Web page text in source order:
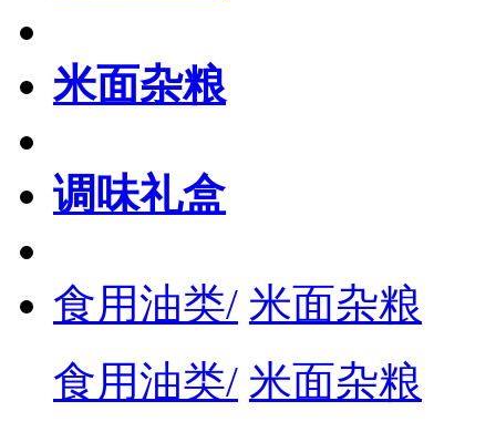
米面杂粮
调味礼盒
食用油类/ 米面杂粮
食用油类/ 米面杂粮